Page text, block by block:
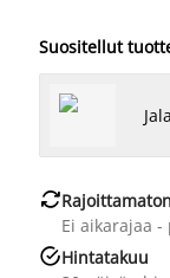
Suositellut

Ei aikarajaa -
Hintatakuu